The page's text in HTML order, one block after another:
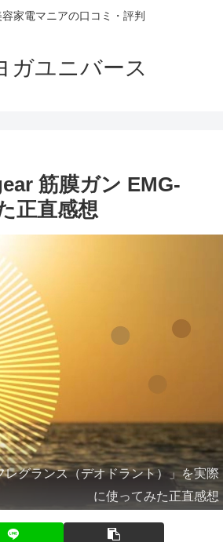
容家電マニアの口コミ・評判
ガユニバース
筋膜ガン EMG-
正直感想
グランス（デオドラント）」を実際
に使ってみた正直感想